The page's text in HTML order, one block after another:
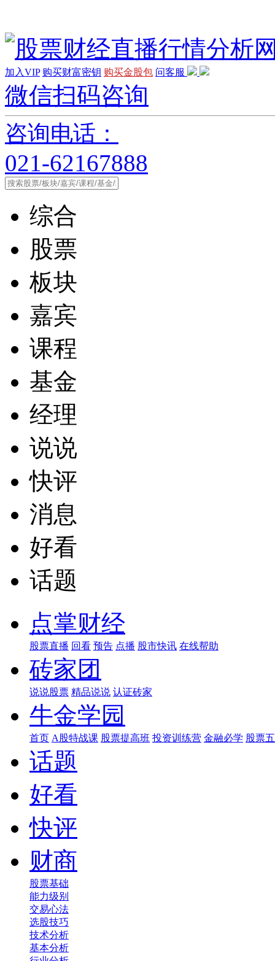
加入VIP 购买财富密钥 购买金股包 问客服
微信扫码咨询
咨询电话：
021-62167888
综合
股票
板块
嘉宾
课程
基金
经理
说说
快评
消息
好看
话题
点掌财经
股票直播 回看 预告 点播 股市快讯 在线帮助
砖家团
说说股票 精品说说 认证砖家
牛金学园
首页 A股特战课 股票提高班 投资训练营 金融必学 股票
话题
好看
快评
财商
股票基础
能力级别
交易心法
选股技巧
技术分析
基本分析